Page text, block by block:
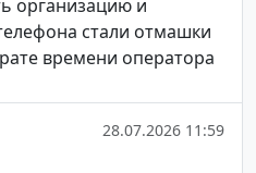
организацию и
стали отмашки
времени оператора
28.07.2026 11:59